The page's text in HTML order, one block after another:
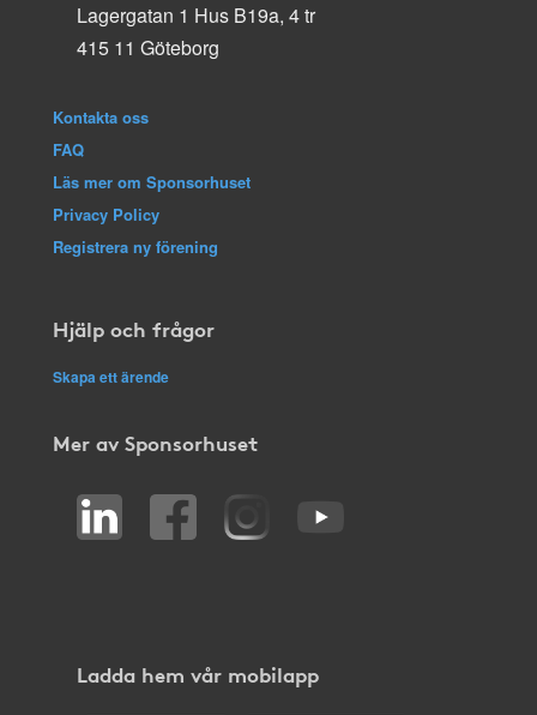
Lagergatan 1 Hus B19a, 4 tr
415 11 Göteborg
Kontakta oss
FAQ
Läs mer om Sponsorhuset
Privacy Policy
Registrera ny förening
Hjälp och frågor
Skapa ett ärende
Mer av Sponsorhuset
Ladda hem vår mobilapp